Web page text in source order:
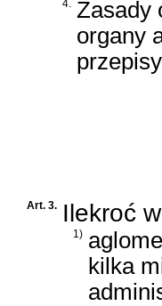
4. Zasady
organy
Art. 3. Ilekroć
1)
kilka